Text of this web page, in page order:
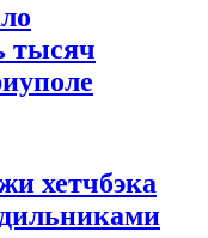
тысяч
хетчбэка